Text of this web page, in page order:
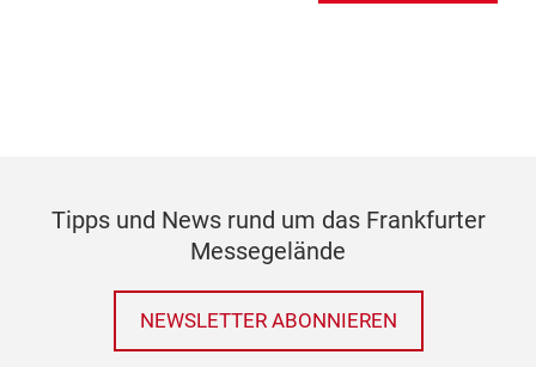
Tipps und News rund um das Frankfurter
Messegelände
NEWSLETTER ABONNIEREN